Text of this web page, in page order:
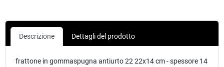
Descrizione Dettagli del prodotto
frattone in gommaspugna antiurto 22 22x14 cm - spessore 14